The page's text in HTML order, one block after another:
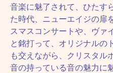
音楽に魅了されて、ひたす
た時代、ニューエイジの扉
スマスコンサートや、ヴァ
と銘打って、オリジナルの
も交えながら、クリスタル
音の持っている音の魅力に